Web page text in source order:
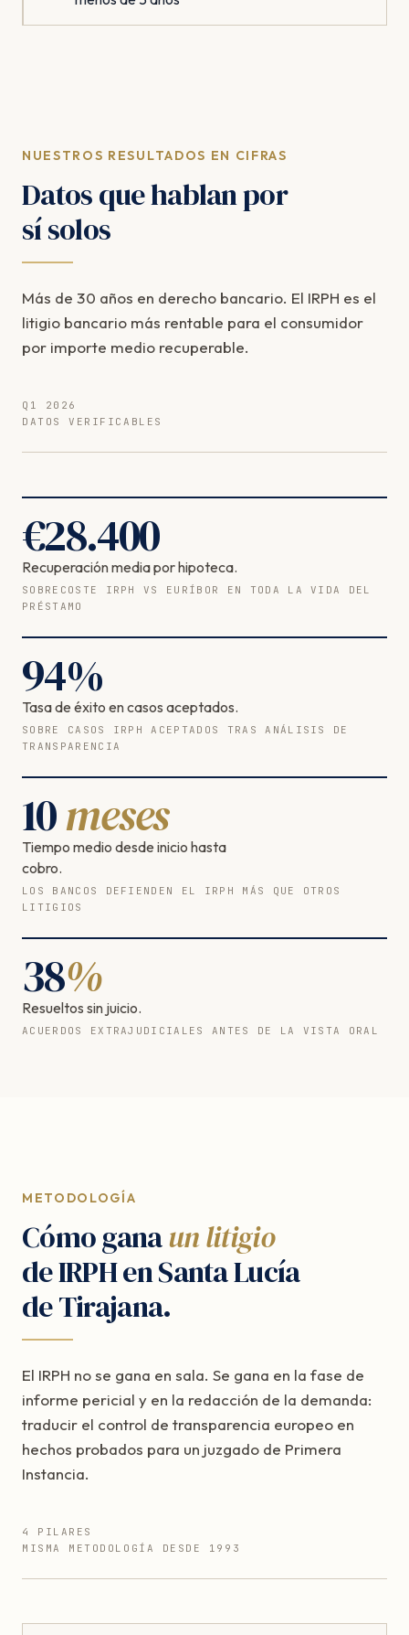
NUESTROS RESULTADOS EN CIFRAS
Datos que hablan por
sí solos
Más de 30 años en derecho bancario. El IRPH es el
litigio bancario más rentable para el consumidor
por importe medio recuperable.
Q1 2026
DATOS VERIFICABLES
€28.400
Recuperación media por hipoteca.
SOBRECOSTE IRPH VS EURÍBOR EN TODA LA VIDA DEL
PRÉSTAMO
94%
Tasa de éxito en casos aceptados.
SOBRE CASOS IRPH ACEPTADOS TRAS ANÁLISIS DE
TRANSPARENCIA
10meses
Tiempo medio desde inicio hasta
cobro.
LOS BANCOS DEFIENDEN EL IRPH MÁS QUE OTROS
LITIGIOS
38%
Resueltos sin juicio.
ACUERDOS EXTRAJUDICIALES ANTES DE LA VISTA ORAL
METODOLOGÍA
Cómo ganaun litigio
de IRPH en Santa Lucía
de Tirajana.
El IRPH no se gana en sala. Se gana en la fase de
informe pericial y en la redacción de la demanda:
traducir el control de transparencia europeo en
hechos probados para un juzgado de Primera
Instancia.
4 PILARES
MISMA METODOLOGÍA DESDE 1993